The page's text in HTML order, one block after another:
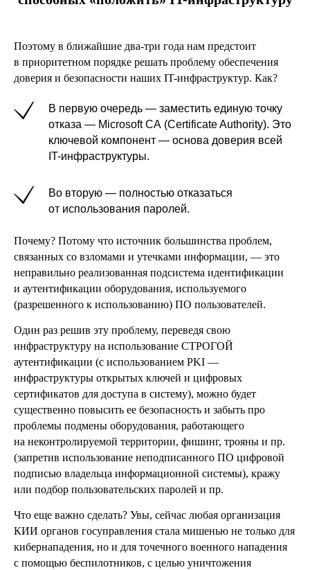
Поэтому в ближайшие два-три года нам предстоит
в приоритетном порядке решать проблему обеспечения
доверия и безопасности наших IT-инфраструктур. Как?
В первую очередь — заместить единую точку
отказа — Microsoft СА (Certificate Authority). Это
ключевой компонент — основа доверия всей
IT-инфраструктуры.
Во вторую — полностью отказаться
от использования паролей.
Почему? Потому что источник большинства проблем,
связанных со взломами и утечками информации, — это
неправильно реализованная подсистема идентификации
и аутентификации оборудования, используемого
(разрешенного к использованию) ПО пользователей.
Один раз решив эту проблему, переведя свою
инфраструктуру на использование СТРОГОЙ
аутентификации (с использованием PKI —
инфраструктуры открытых ключей и цифровых
сертификатов для доступа в систему), можно будет
существенно повысить ее безопасность и забыть про
проблемы подмены оборудования, работающего
на неконтролируемой территории, фишинг, трояны и пр.
(запретив использование неподписанного ПО цифровой
подписью владельца информационной системы), кражу
или подбор пользовательских паролей и пр.
Что еще важно сделать? Увы, сейчас любая организация
КИИ органов госуправления стала мишенью не только для
кибернападения, но и для точечного военного нападения
с помощью беспилотников, с целью уничтожения